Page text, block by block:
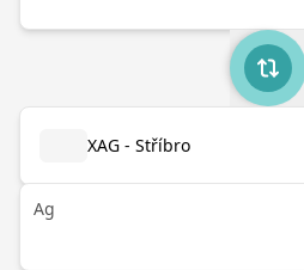
XAG - Stříbro
Ag